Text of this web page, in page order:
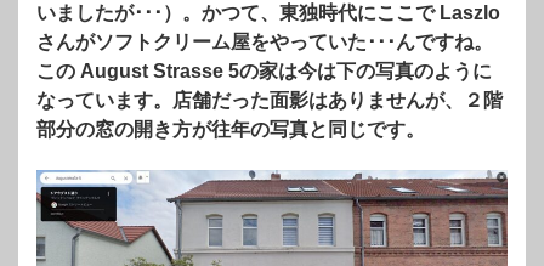
いましたが･･･）。かつて、東独時代にここで Laszlo
さんがソフトクリーム屋をやっていた･･･んですね。
この August Strasse 5の家は今は下の写真のように
なっています。店舗だった面影はありませんが、２階
部分の窓の開き方が往年の写真と同じです。